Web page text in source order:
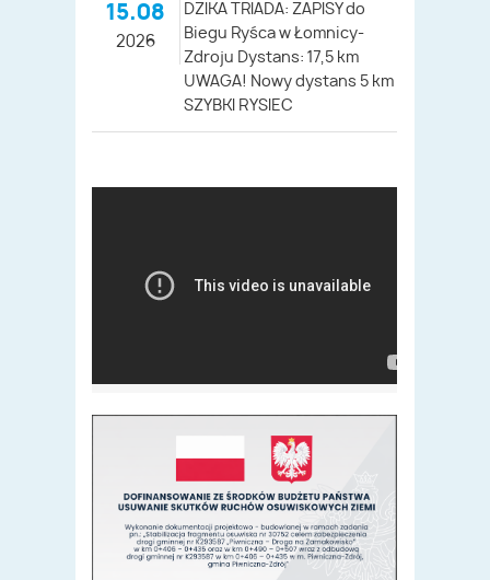
15.08
2026
DZIKA TRIADA: ZAPISY do
Biegu Ryśca w Łomnicy-
Zdroju Dystans: 17,5 km
UWAGA! Nowy dystans 5 km
SZYBKI RYSIEC